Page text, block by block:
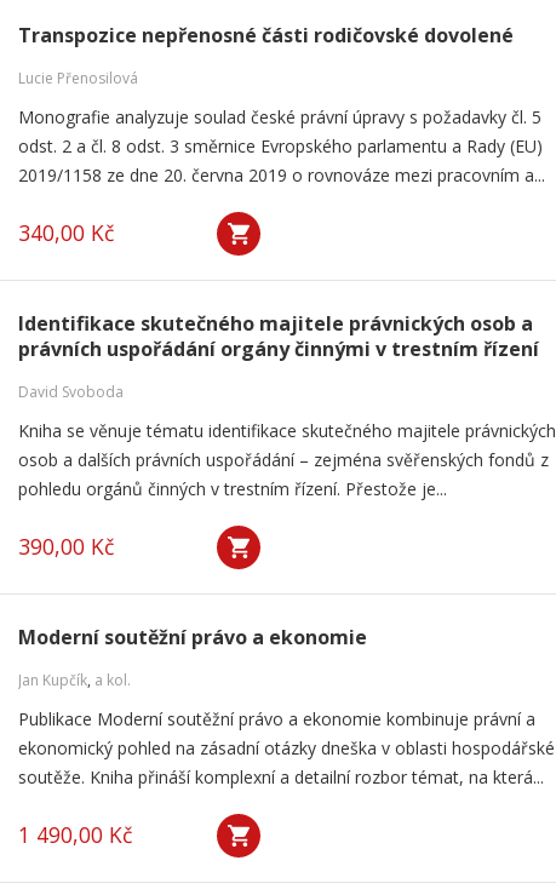
Transpozice nepřenosné části rodičovské dovolené
Lucie Přenosilová
Monografie analyzuje soulad české právní úpravy s požadavky čl. 5
odst. 2 a čl. 8 odst. 3 směrnice Evropského parlamentu a Rady (EU)
2019/1158 ze dne 20. června 2019 o rovnováze mezi pracovním a...
340,00 Kč
Identifikace skutečného majitele právnických osob a
právních uspořádání orgány činnými v trestním řízení
David Svoboda
Kniha se věnuje tématu identifikace skutečného majitele právnických
osob a dalších právních uspořádání – zejména svěřenských fondů z
pohledu orgánů činných v trestním řízení. Přestože je...
390,00 Kč
Moderní soutěžní právo a ekonomie
Jan Kupčík, a kol.
Publikace Moderní soutěžní právo a ekonomie kombinuje právní a
ekonomický pohled na zásadní otázky dneška v oblasti hospodářské
soutěže. Kniha přináší komplexní a detailní rozbor témat, na která...
1 490,00 Kč